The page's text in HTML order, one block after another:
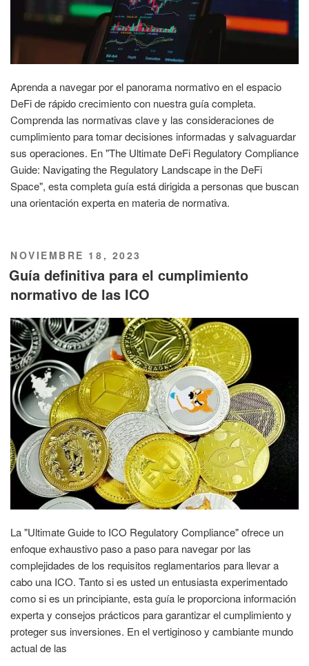
Aprenda a navegar por el panorama normativo en el espacio
DeFi de rápido crecimiento con nuestra guía completa.
Comprenda las normativas clave y las consideraciones de
cumplimiento para tomar decisiones informadas y salvaguardar
sus operaciones. En "The Ultimate DeFi Regulatory Compliance
Guide: Navigating the Regulatory Landscape in the DeFi
Space", esta completa guía está dirigida a personas que buscan
una orientación experta en materia de normativa.
PUBLICADO
EL
NOVIEMBRE 18, 2023
Guía definitiva para el cumplimiento
normativo de las ICO
La "Ultimate Guide to ICO Regulatory Compliance" ofrece un
enfoque exhaustivo paso a paso para navegar por las
complejidades de los requisitos reglamentarios para llevar a
cabo una ICO. Tanto si es usted un entusiasta experimentado
como si es un principiante, esta guía le proporciona información
experta y consejos prácticos para garantizar el cumplimiento y
proteger sus inversiones. En el vertiginoso y cambiante mundo
actual de las